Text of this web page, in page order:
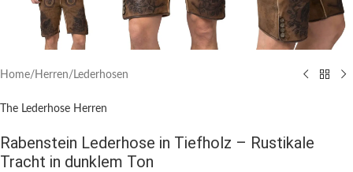
Home/Herren/ Lederhosen
The Lederhose Herren
Rabenstein Lederhose in Tiefholz – Rustikale
Tracht in dunklem Ton